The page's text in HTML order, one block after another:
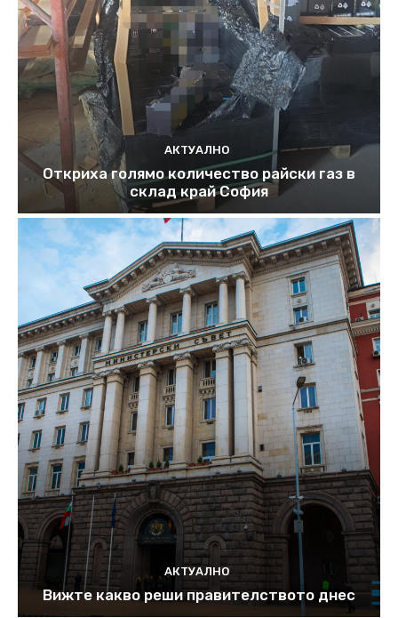
АКТУАЛНО
Откриха голямо количество райски газ в
склад край София
АКТУАЛНО
Вижте какво реши правителството днес